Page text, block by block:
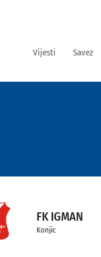
Vijesti Savez
FK IGMAN
Konjic